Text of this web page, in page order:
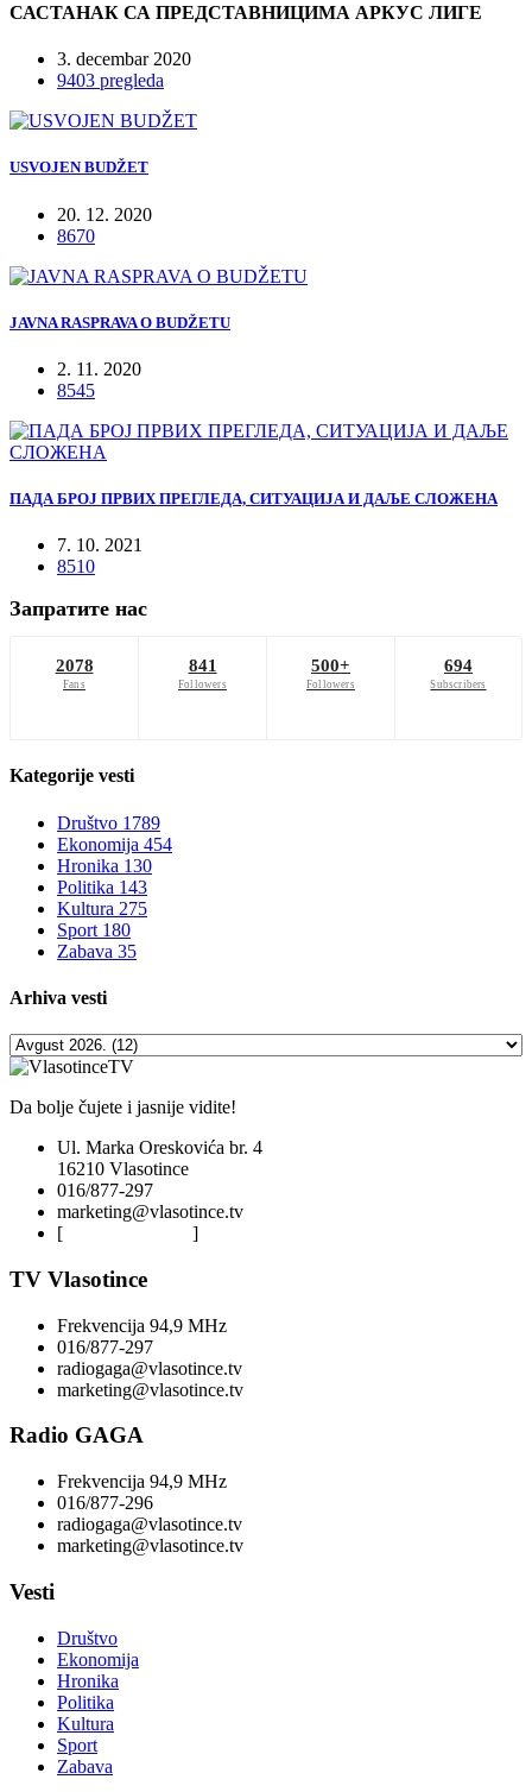
САСТАНАК СА ПРЕДСТАВНИЦИМА АРКУС ЛИГЕ
3. decembar 2020
9403 pregleda
USVOJEN BUDŽET
20. 12. 2020
8670
JAVNA RASPRAVA O BUDŽETU
2. 11. 2020
8545
ПАДА БРОЈ ПРВИХ ПРЕГЛЕДА, СИТУАЦИЈА И ДАЉЕ СЛОЖЕНА
7. 10. 2021
8510
Запратите нас
2078
Fans
841
Followers
500+
Followers
694
Subscribers
Kategorije vesti
Društvo 1789
Ekonomija 454
Hronika 130
Politika 143
Kultura 275
Sport 180
Zabava 35
Arhiva vesti
Da bolje čujete i jasnije vidite!
Ul. Marka Oreskovića br. 4
16210 Vlasotince
016/877-297
marketing@vlasotince.tv
[
]
TV Vlasotince
Frekvencija 94,9 MHz
016/877-297
radiogaga@vlasotince.tv
marketing@vlasotince.tv
Radio GAGA
Frekvencija 94,9 MHz
016/877-296
radiogaga@vlasotince.tv
marketing@vlasotince.tv
Vesti
Društvo
Ekonomija
Hronika
Politika
Kultura
Sport
Zabava